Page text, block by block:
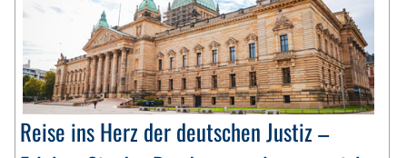
Reise ins Herz der deutschen Justiz –